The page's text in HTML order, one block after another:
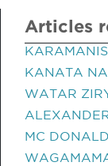
Articles
KANATA
WATAR
MC